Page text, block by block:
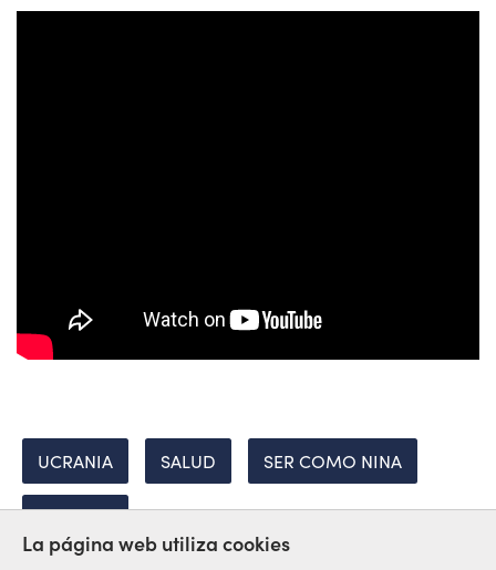
UCRANIA SALUD SER COMO NINA
MUJERES
La página web utiliza cookies